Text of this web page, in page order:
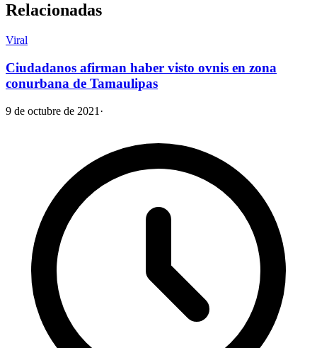
Relacionadas
Viral
Ciudadanos afirman haber visto ovnis en zona
conurbana de Tamaulipas
9 de octubre de 2021 ·